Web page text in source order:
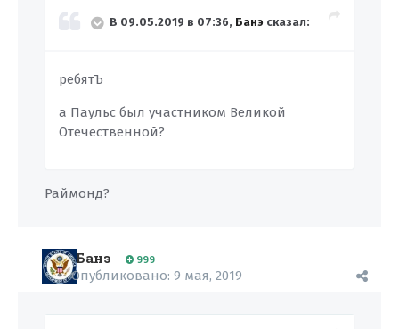
В 09.05.2019 в 07:36, Банэ сказал:
ребятЪ
а Паульс был участником Великой
Отечественной?
Раймонд?
Банэ 999
Опубликовано: 9 мая, 2019